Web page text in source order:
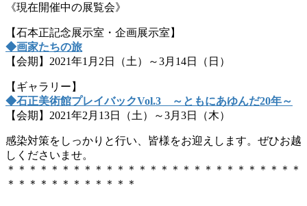
《現在開催中の展覧会》
【石本正記念展示室・企画展示室】
◆画家たちの旅
【会期】2021年1月2日（土）～3月14日（日）
【ギャラリー】
◆石正美術館プレイバックVol.3 ～ともにあゆんだ20年～
【会期】2021年2月13日（土）～3月3日（木）
感染対策をしっかりと行い、皆様をお迎えします。ぜひお越
しくださいませ。
＊＊＊＊＊＊＊＊＊＊＊＊＊＊＊＊＊＊＊＊＊＊＊＊＊＊＊
＊＊＊＊＊＊＊＊＊＊＊＊